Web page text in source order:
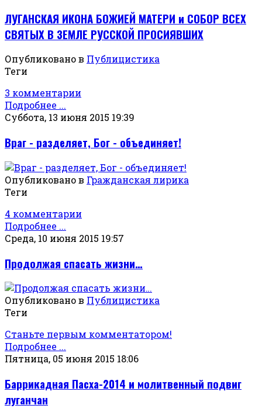
ЛУГАНСКАЯ ИКОНА БОЖИЕЙ МАТЕРИ и СОБОР ВСЕХ
СВЯТЫХ В ЗЕМЛЕ РУССКОЙ ПРОСИЯВШИХ
Опубликовано в Публицистика
Теги
3 комментарии
Подробнее ...
Суббота, 13 июня 2015 19:39
Враг - разделяет, Бог - объединяет!
Опубликовано в Гражданская лирика
Теги
4 комментарии
Подробнее ...
Среда, 10 июня 2015 19:57
Продолжая спасать жизни…
Опубликовано в Публицистика
Теги
Станьте первым комментатором!
Подробнее ...
Пятница, 05 июня 2015 18:06
Баррикадная Пасха-2014 и молитвенный подвиг
луганчан